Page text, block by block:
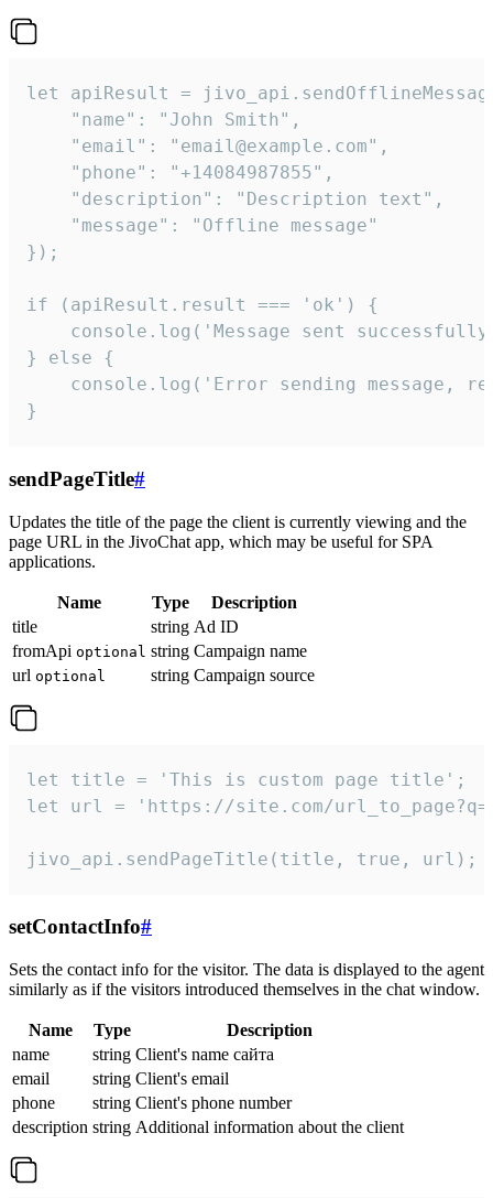
let apiResult =
    "name": "John Smith",
    "email": "email@example.com",
    "phone": "+14084987855",
    "description": "Description text",
    "message": "Offline message"
});
if (apiResult.result === 'ok') {
console.log('Message sent
} else {
console.log('Error sending message,
}
sendPageTitle#
Updates the title of the page the client is currently viewing and the
page URL in the JivoChat app, which may be useful for SPA
applications.
Name Type
Description
title
string Ad ID
fromApi optional string Campaign name
url optional string Campaign source
let title = 'This is custom page title';
let url = 'https://site.com/
jivo_api.sendPageTitle(title, true, url);
setContactInfo#
Sets the contact info for the visitor. The data is displayed to the agent
similarly as if the visitors introduced themselves in the chat window.
Name Type
Description
name
string Client's name сайта
email
string Client's email
phone
string Client's phone number
description string Additional information about the client